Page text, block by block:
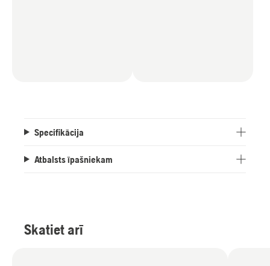
Specifikācija
Atbalsts īpašniekam
Skatiet arī